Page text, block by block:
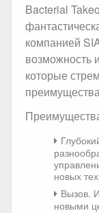
Bacterial
компанией
возможность
которые
новых
Вызов.
новыми